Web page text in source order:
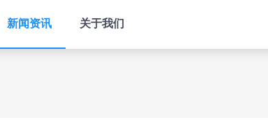
新闻资讯 关于我们